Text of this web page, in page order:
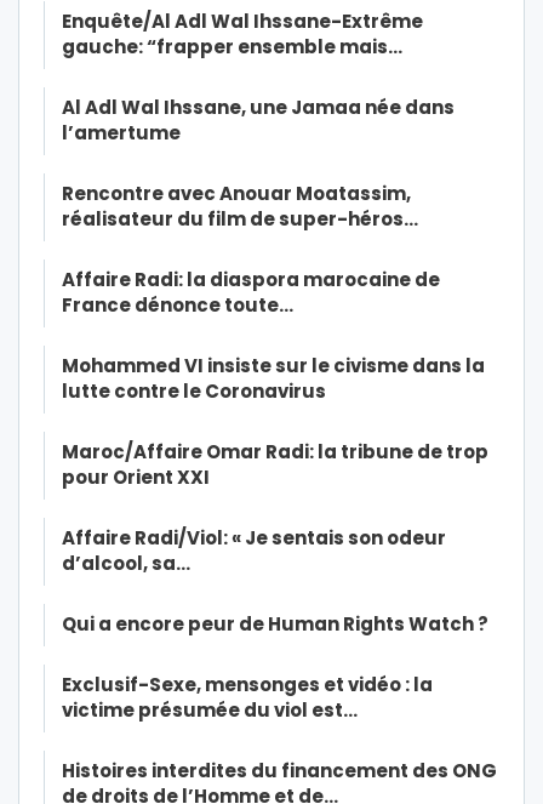
Enquête/Al Adl Wal Ihssane-Extrême
gauche: “frapper ensemble mais…
Al Adl Wal Ihssane, une Jamaa née dans
l’amertume
Rencontre avec Anouar Moatassim,
réalisateur du film de super-héros…
Affaire Radi: la diaspora marocaine de
France dénonce toute…
Mohammed VI insiste sur le civisme dans la
lutte contre le Coronavirus
Maroc/Affaire Omar Radi: la tribune de trop
pour Orient XXI
Affaire Radi/Viol: « Je sentais son odeur
d’alcool, sa…
Qui a encore peur de Human Rights Watch ?
Exclusif-Sexe, mensonges et vidéo : la
victime présumée du viol est…
Histoires interdites du financement des ONG
de droits de l’Homme et de…